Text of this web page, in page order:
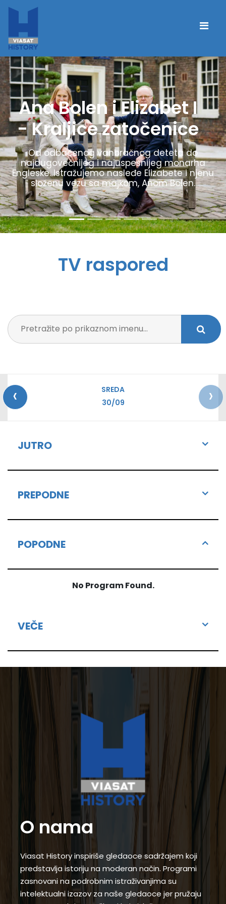
Hitlerove igre u boji -
Berlin 1936.
Olimpijske igre u Berlinu 1936. godine bile su
inovativne, uvele su TV prenos i štafetu sa
bakljom. Prikazujemo najzanimljivije trenutke i to
kako ih je Hitler koristio kao propagandu za svoj
režim.
TV raspored
SREDA
30/09
‹ ›
JUTRO
PREPODNE
POPODNE
No Program Found.
VEČE
O nama
Viasat History inspiriše gledaoce sadržajem koji
predstavlja istoriju na moderan način. Programi
zasnovani na podrobnim istraživanjima su
intelektualni izazov za naše gledaoce jer pružaju